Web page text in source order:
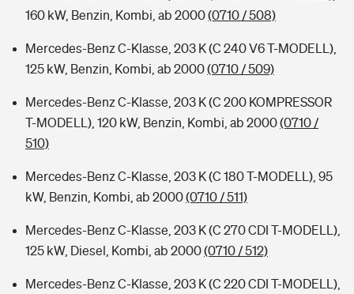
160 kW, Benzin, Kombi, ab 2000(0710 / 508)
Mercedes-Benz C-Klasse, 203 K (C 240 V6 T-MODELL),
125 kW, Benzin, Kombi, ab 2000(0710 / 509)
Mercedes-Benz C-Klasse, 203 K (C 200 KOMPRESSOR
T-MODELL), 120 kW, Benzin, Kombi, ab 2000(0710 /
510)
Mercedes-Benz C-Klasse, 203 K (C 180 T-MODELL), 95
kW, Benzin, Kombi, ab 2000(0710 / 511)
Mercedes-Benz C-Klasse, 203 K (C 270 CDI T-MODELL),
125 kW, Diesel, Kombi, ab 2000(0710 / 512)
Mercedes-Benz C-Klasse, 203 K (C 220 CDI T-MODELL),